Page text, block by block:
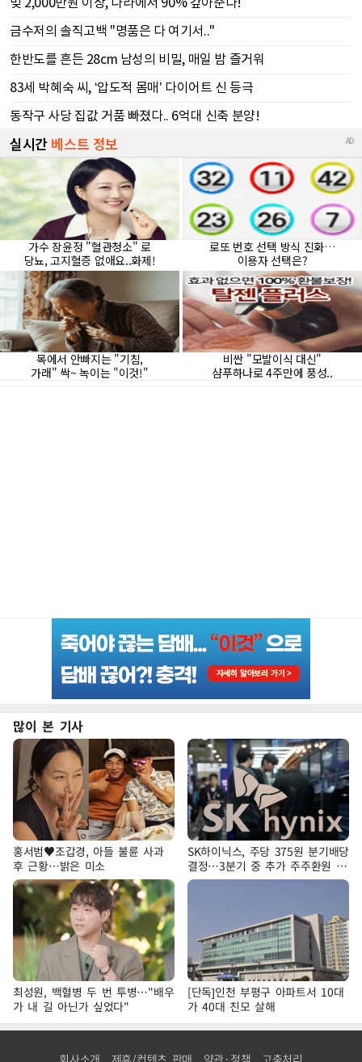
많이 본 기사
홍서범♥조갑경, 아들 불륜 사과
후 근황…밝은 미소
SK하이닉스, 주당 375원 분기배당
결정…3분기 중 추가 주주환원 발
표
최성원, 백혈병 두 번 투병…"배우
가 내 길 아닌가 싶었다"
[단독]인천 부평구 아파트서 10대
가 40대 친모 살해
회사소개 제휴/컨텐츠 판매 약관·정책 고충처리